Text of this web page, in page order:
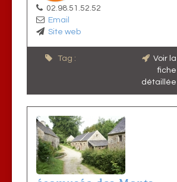
02.98.51.52.52
Email
Site web
Tag :
Voir la
fiche
détaillée